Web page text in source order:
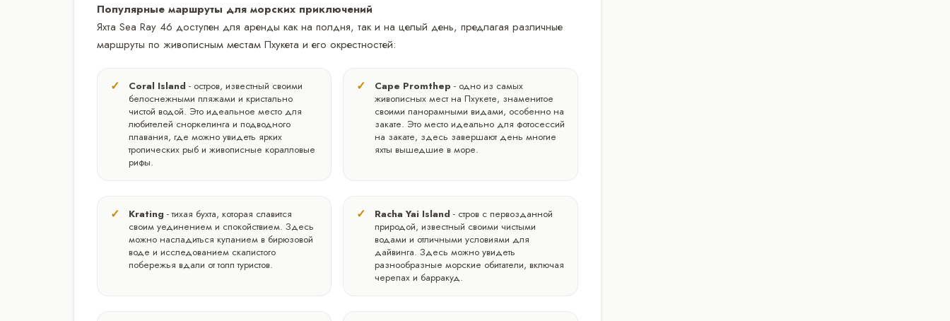
Популярные маршруты для морских приключений
Яхта Sea Ray 46 доступен для аренды как на полдня, так и на целый день, предлагая различные
маршруты по живописным местам Пхукета и его окрестностей:
Coral Island - остров, известный своими
белоснежными пляжами и кристально
чистой водой. Это идеальное место для
любителей сноркелинга и подводного
плавания, где можно увидеть ярких
тропических рыб и живописные коралловые
рифы.
Cape Promthep - одно из самых
живописных мест на Пхукете, знаменитое
своими панорамными видами, особенно на
закате. Это место идеально для фотосессий
на закате, здесь завершают день многие
яхты вышедшие в море.
Krating - тихая бухта, которая славится
своим уединением и спокойствием. Здесь
можно насладиться купанием в бирюзовой
воде и исследованием скалистого
побережья вдали от толп туристов.
Racha Yai Island - стров с первозданной
природой, известный своими чистыми
водами и отличными условиями для
дайвинга. Здесь можно увидеть
разнообразные морские обитатели, включая
черепах и барракуд.